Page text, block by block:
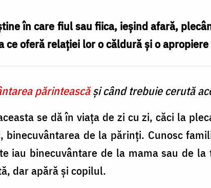
în care fiul sau fiica, ieşind afară,
ce oferă relaţiei lor o căldură şi o
părinteascăşi când trebuie cerută
se dă în viaţa de zi cu zi, căci la
binecuvântarea de la părinţi. Cunosc
iau binecuvântare de la mama sau de
dar apără şi copilul.